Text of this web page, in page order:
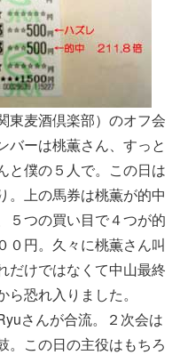
東麦酒倶楽部）のオフ会
バーは桃薫さん、すっと
と僕の５人で。この日は
。上の馬券は桃薫が的中
５つの買い目で４つが的
０円。久々に桃薫さん叫
だけではなくて中山最終
恐れ入りました。
さんが合流。２次会は
。この日の主役はもちろ